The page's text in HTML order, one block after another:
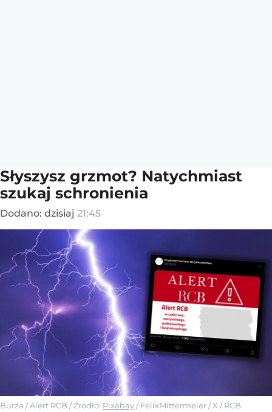
Słyszysz grzmot? Natychmiast
szukaj schronienia
Dodano: dzisiaj 21:45
Burza / Alert RCB / Źródło: Pixabay/FelixMittermeier / X / RCB